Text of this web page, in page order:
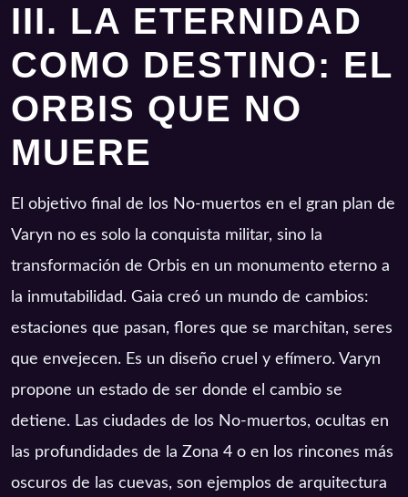
III. LA ETERNIDAD
COMO DESTINO: EL
ORBIS QUE NO
MUERE
El objetivo final de los No-muertos en el gran plan de
Varyn no es solo la conquista militar, sino la
transformación de Orbis en un monumento eterno a
la inmutabilidad. Gaia creó un mundo de cambios:
estaciones que pasan, flores que se marchitan, seres
que envejecen. Es un diseño cruel y efímero. Varyn
propone un estado de ser donde el cambio se
detiene. Las ciudades de los No-muertos, ocultas en
las profundidades de la Zona 4 o en los rincones más
oscuros de las cuevas, son ejemplos de arquitectura